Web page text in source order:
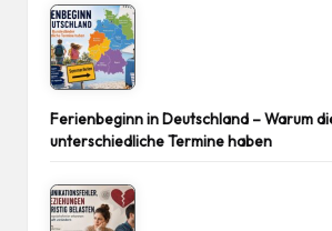
Ferienbeginn in Deutschland – Warum
unterschiedliche Termine haben